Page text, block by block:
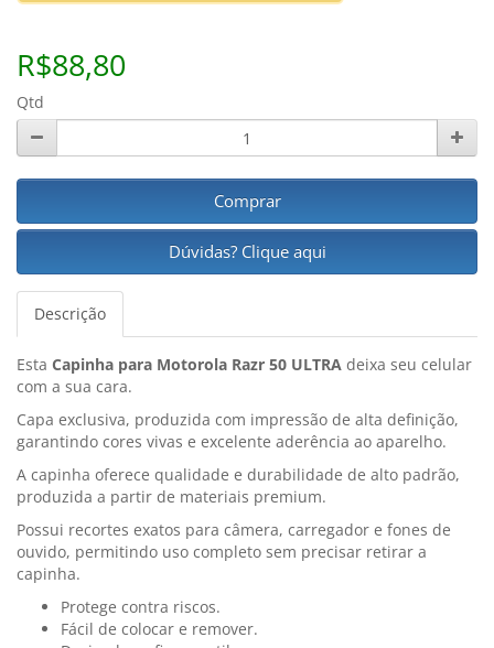
R$88,80
Qtd
Comprar
Dúvidas? Clique aqui
Descrição
Esta Capinha para Motorola Razr 50 ULTRA deixa seu celular
com a sua cara.
Capa exclusiva, produzida com impressão de alta definição,
garantindo cores vivas e excelente aderência ao aparelho.
A capinha oferece qualidade e durabilidade de alto padrão,
produzida a partir de materiais premium.
Possui recortes exatos para câmera, carregador e fones de
ouvido, permitindo uso completo sem precisar retirar a
capinha.
Protege contra riscos.
Fácil de colocar e remover.